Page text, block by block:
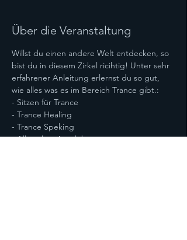
Über die Veranstaltung
Willst du einen andere Welt entdecken, so
bist du in diesem Zirkel ricihtig! Unter sehr
erfahrener Anleitung erlernst du so gut,
wie alles was es im Bereich Trance gibt.:
- Sitzen für Trance
- Trance Healing
- Trance Speking
- Alles über Astralebenen